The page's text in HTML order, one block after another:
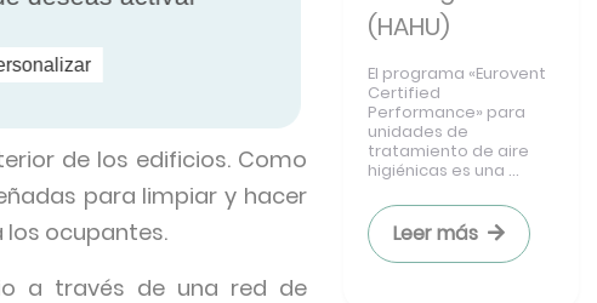
de los edificios. Como
para limpiar y hacer
los ocupantes.
a través de una red de
(HAHU)
El programa «Eurovent
Certified
Performance» para
unidades de
tratamiento de aire
higiénicas es una ...
Leer más